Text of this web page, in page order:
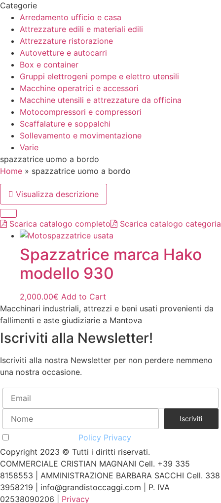
Categorie
Arredamento ufficio e casa
Attrezzature edili e materiali edili
Attrezzature ristorazione
Autovetture e autocarri
Box e container
Gruppi elettrogeni pompe e elettro utensili
Macchine operatrici e accessori
Macchine utensili e attrezzature da officina
Motocompressori e compressori
Scaffalature e soppalchi
Sollevamento e movimentazione
Varie
spazzatrice uomo a bordo
Home » spazzatrice uomo a bordo
Visualizza descrizione
Scarica catalogo completo Scarica catalogo categoria
Spazzatrice marca Hako
modello 930
2,000.00€ Add to Cart
Macchinari industriali, attrezzi e beni usati provenienti da
fallimenti e aste giudiziarie a Mantova
Iscriviti alla Newsletter!
Iscriviti alla nostra Newsletter per non perdere nemmeno
una nostra occasione.
Policy Privacy
Copyright 2023 © Tutti i diritti riservati.
COMMERCIALE CRISTIAN MAGNANI Cell. +39 335
8158553 | AMMINISTRAZIONE BARBARA SACCHI Cell. 338
3958219 | info@grandistoccaggi.com | P. IVA
02538090206 | Privacy